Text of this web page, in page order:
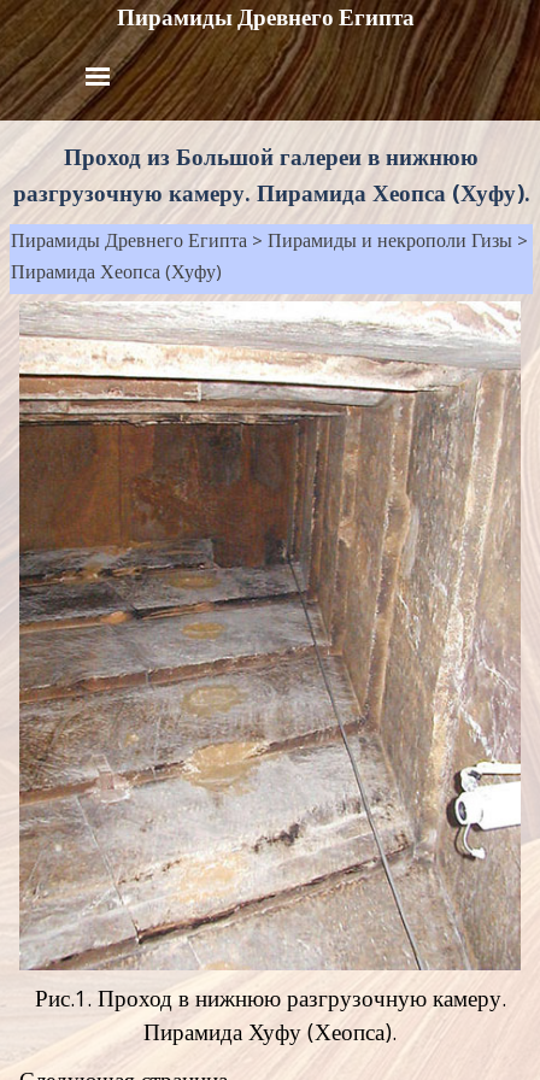
Пирамиды Древнего Египта
Проход из Большой галереи в нижнюю
разгрузочную камеру. Пирамида Хеопса (Хуфу).
Пирамиды Древнего Египта>Пирамиды и некрополи Гизы>
Пирамида Хеопса (Хуфу)
Рис.1. Проход в нижнюю разгрузочную камеру.
Пирамида Хуфу (Хеопса).